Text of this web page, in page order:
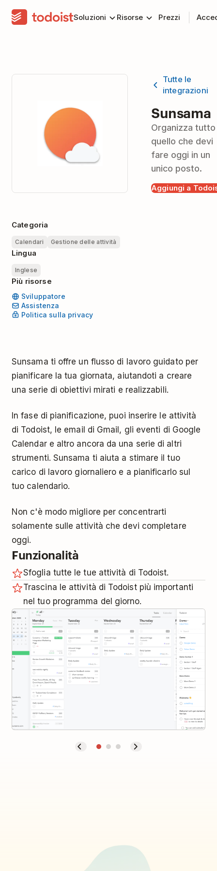
Soluzioni Risorse Prezzi
Tutte le
integrazioni
Sunsama
Organizza tutto
quello che devi
fare oggi in un
unico posto.
Aggiungi a
Categoria
Calendari Gestione delle attività
Lingua
Inglese
Più risorse
Sviluppatore
Assistenza
Politica sulla privacy
Sunsama ti offre un flusso di lavoro guidato per
pianificare la tua giornata, aiutandoti a creare
una serie di obiettivi mirati e realizzabili.
In fase di pianificazione, puoi inserire le attività
di Todoist, le email di Gmail, gli eventi di Google
Calendar e altro ancora da una serie di altri
strumenti. Sunsama ti aiuta a stimare il tuo
carico di lavoro giornaliero e a pianificarlo sul
tuo calendario.
Non c'è modo migliore per concentrarti
solamente sulle attività che devi completare
oggi.
Funzionalità
Sfoglia tutte le tue attività di Todoist.
Trascina le attività di Todoist più importanti
nel tuo programma del giorno.